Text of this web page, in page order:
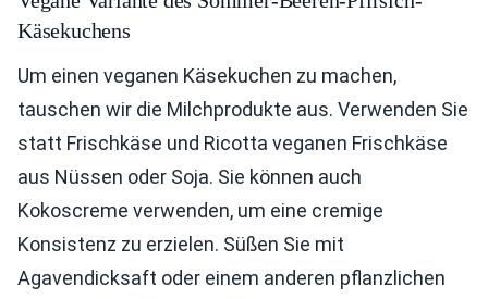
Käsekuchens
Um einen veganen Käsekuchen zu machen,
tauschen wir die Milchprodukte aus. Verwenden Sie
statt Frischkäse und Ricotta veganen Frischkäse
aus Nüssen oder Soja. Sie können auch
Kokoscreme verwenden, um eine cremige
Konsistenz zu erzielen. Süßen Sie mit
Agavendicksaft oder einem anderen pflanzlichen